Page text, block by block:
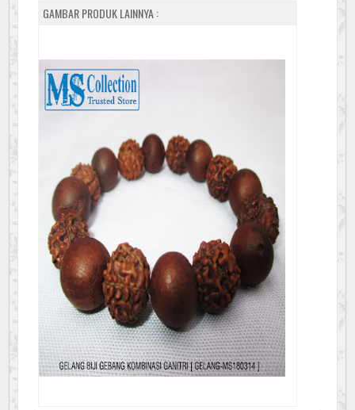
GAMBAR PRODUK LAINNYA :